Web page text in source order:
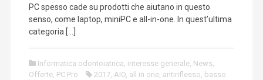
PC spesso cade su prodotti che aiutano in questo
senso, come laptop, miniPC e all-in-one. In quest’ultima
categoria […]
Informatica odontoiatrica interesse generale News
Offerte PC Pro 2017 AIO all in one antiriflesso basso